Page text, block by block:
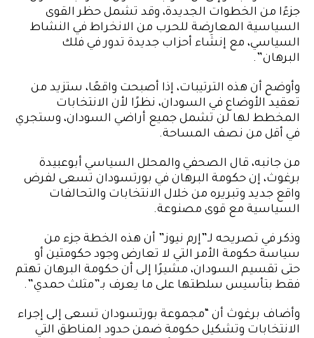
جزءًا من الخطوات الجديدة، وقد تشمل حظر القوى
السياسية المعارِضة للحرب من الانخراط في النشاط
السياسي، مع إنشاء أحزاب جديدة تدور في فلك
البرهان”.
وأوضح أن هذه الترتيبات، إذا أصبحت واقعًا، ستزيد من
تعقيد الأوضاع في السودان، نظرًا لأن الانتخابات
المخطط لها لن تشمل جميع أراضي السودان، وستجري
في أقل من نصف المساحة.
من جانبه، قال الصحفي والمحلل السياسي أبوعبيدة
برغوث، إن حكومة البرهان في بورتسودان تسعى لفرض
واقع جديد وتبريره من خلال الانتخابات والتحالفات
السياسية مع قوى مصنوعة.
وذكر في تصريحه لـ”إرم نيوز” أن هذه الخطة جزء من
سياسة حكومة الأمر التي لا تعارض وجود حكومتين أو
حتى تقسيم السودان، مشيرًا إلى أن حكومة البرهان تهتم
فقط بتأسيس سلطتها على ما يعرف بـ”مثلث حمدي”.
وأضاف برغوث أن “مجموعة بورتسودان تسعى إلى إجراء
الانتخابات وتشكيل حكومة ضمن حدود المناطق التي